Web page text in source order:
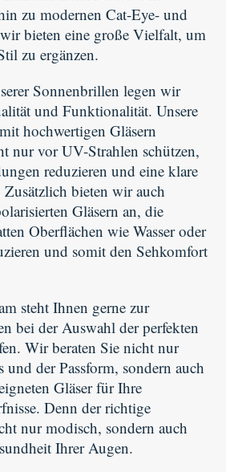
zu modernen Cat-Eye- und
bieten eine große Vielfalt, um
zu ergänzen.
Sonnenbrillen legen wir
und Funktionalität. Unsere
hochwertigen Gläsern
nur vor UV-Strahlen schützen,
reduzieren und eine klare
bieten wir auch
Gläsern an, die
Oberflächen wie Wasser oder
und somit den Sehkomfort
steht Ihnen gerne zur
bei der Auswahl der perfekten
Wir beraten Sie nicht nur
der Passform, sondern auch
Gläser für Ihre
Denn der richtige
nur modisch, sondern auch
Ihrer Augen.